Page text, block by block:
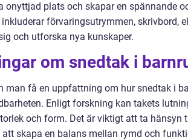
onyttjad plats och skapar en spännande
förvaringsutrymmen, skrivbord,
och utforska nya kunskaper.
om snedtak i
man få en uppfattning om hur snedtak i
Enligt forskning kan takets
och form. Det är viktigt att ta hänsyn
skapa en balans mellan rymd och